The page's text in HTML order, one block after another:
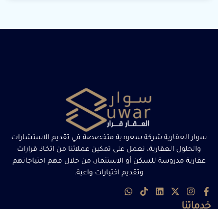
سوار العقارية شركة سعودية متخصصة في تقديم الاستشارات
والحلول العقارية، نعمل على تمكين عملائنا من اتخاذ قرارات
عقارية مدروسة للسكن أو الاستثمار، من خلال فهم احتياجاتهم
وتقديم اختيارات واعية.